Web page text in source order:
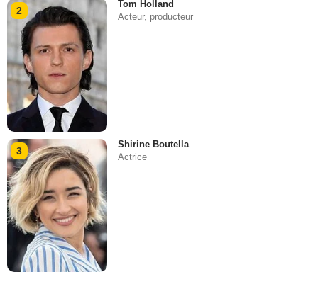
2
Tom Holland
Acteur, producteur
3
Shirine Boutella
Actrice